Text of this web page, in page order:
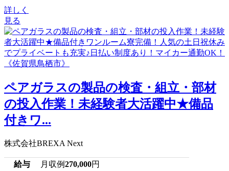
詳しく
見る
ペアガラスの製品の検査・組立・部材
の投入作業！未経験者大活躍中★備品
付きワ...
株式会社BREXA Next
給与 月収例270,000円